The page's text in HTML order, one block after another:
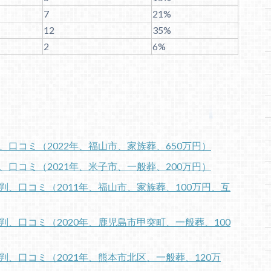
7
21%
12
35%
2
6%
コミ（2022年、福山市、家族葬、650万円）
コミ（2021年、米子市、一般葬、200万円）
、口コミ（2011年、福山市、家族葬、100万円、互
、口コミ（2020年、鹿児島市甲突町、一般葬、100
、口コミ（2021年、熊本市北区、一般葬、120万